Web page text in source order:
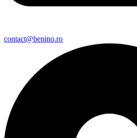
contact@benino.ro